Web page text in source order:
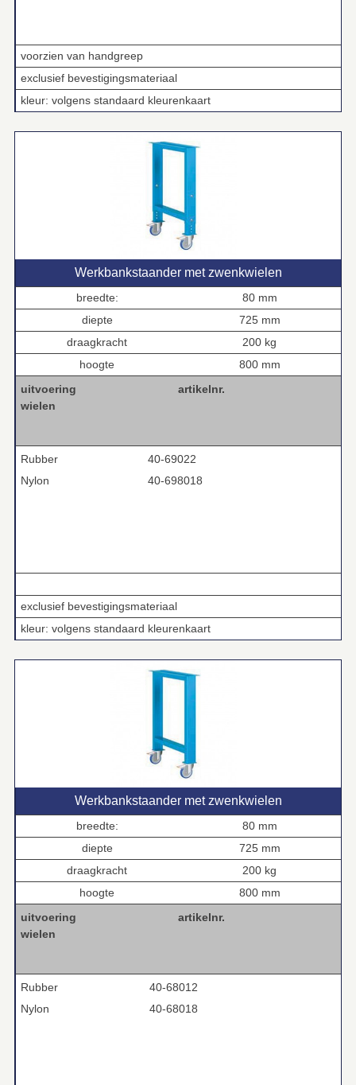
voorzien van handgreep
exclusief bevestigingsmateriaal
kleur: volgens standaard kleurenkaart
Werkbankstaander met zwenkwielen
breedte:
80 mm
diepte
725 mm
draagkracht
200 kg
hoogte
800 mm
uitvoering
wielen
artikelnr.
Rubber
40-69022
Nylon
40-698018
exclusief bevestigingsmateriaal
kleur: volgens standaard kleurenkaart
Werkbankstaander met zwenkwielen
breedte:
80 mm
diepte
725 mm
draagkracht
200 kg
hoogte
800 mm
uitvoering
wielen
artikelnr.
Rubber
40-68012
Nylon
40-68018